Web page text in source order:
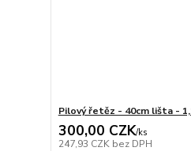
Pilový řetěz - 40cm lišta -
300,00 CZK/ks
247,93 CZK bez DPH